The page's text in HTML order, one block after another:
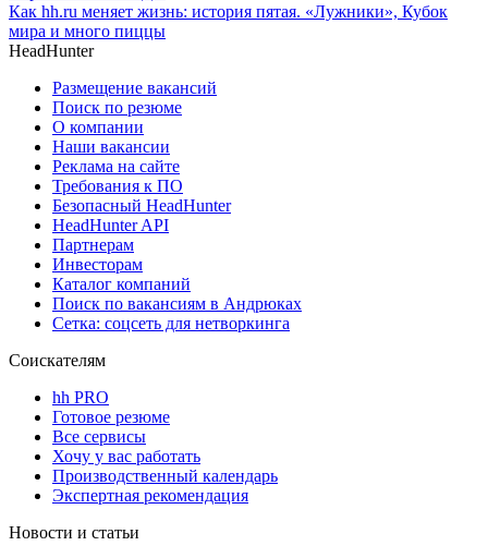
Как hh.ru меняет жизнь: история пятая. «Лужники», Кубок
мира и много пиццы
HeadHunter
Размещение вакансий
Поиск по резюме
О компании
Наши вакансии
Реклама на сайте
Требования к ПО
Безопасный HeadHunter
HeadHunter API
Партнерам
Инвесторам
Каталог компаний
Поиск по вакансиям в Андрюках
Сетка: соцсеть для нетворкинга
Соискателям
hh PRO
Готовое резюме
Все сервисы
Хочу у вас работать
Производственный календарь
Экспертная рекомендация
Новости и статьи